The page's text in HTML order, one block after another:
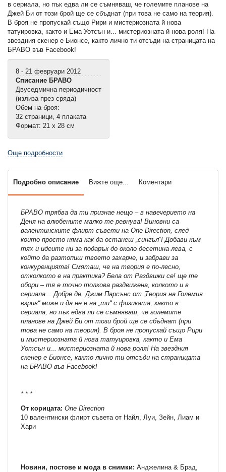
в сериала, но пък едва ли се съмняваш, че големите планове на
Джей Би от този брой ще се сбъднат (при това не само на теория).
В броя не пропускай също Рири и мистериозната й нова
татуировка, както и Ема Уотсън и... мистериозната й нова роля! На
звездния скенер е Бионсе, както лично ти отсъди на страницата на
БРАВО във Facebook!
8 - 21 февруари 2012
Списание БРАВО
Двуседмична периодичност
(излиза през сряда)
Обем на броя:
32 страници, 4 плаката
Формат: 21 х 28 см
Още подробности
Подробно описание Вижте още... Коментари
БРАВО трябва да ти признае нещо – в навечерието на
Деня на влюбените малко те ревнува! Виновни са
валентинските флирт съвети на One Direction, след
които просто няма как да останеш „сингъл“! Добави към
тях и идеите ни за подарък до около десетина лева, с
който да разтопиш твоето захарче, и забрави за
конкуренцията! Смяташ, че на теория е по-лесно,
отколкото е на практика? Бела от Раздвижи се! ще те
обори – тя е точно толкова раздвижена, колкото и в
сериала... Добре де, Джим Парсънс от „Теория на Големия
взрив“ може и да не е на „ти“ с физиката, както в
сериала, но пък едва ли се съмняваш, че големите
планове на Джей Би от този брой ще се сбъднат (при
това не само на теория). В броя не пропускай също Рири
и мистериозната й нова татуировка, както и Ема
Уотсън и... мистериозната й нова роля! На звездния
скенер е Бионсе, както лично ти отсъди на страницата
на БРАВО във Facebook!
* * *
От корицата: Оne Direction
10 валентински флирт съвета oт Найл, Луи, Зейн, Лиам и
Хари
Новини, постове и мода в снимки: Анджелина & Брад,